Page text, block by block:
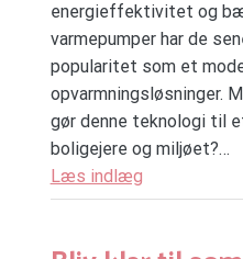
energieffektivitet og
varmepumper har de
popularitet som et
opvarmningsløsninger.
gør denne teknologi til
boligejere og miljøet?…
Læs indlæg